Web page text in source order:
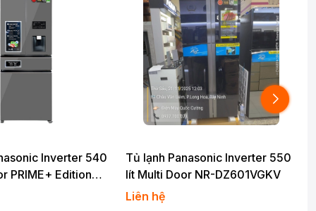
Inverter 540
PRIME+ Edition
Tủ lạnh Panasonic Inverter 550
lít Multi Door NR-DZ601VGKV
Liên hệ